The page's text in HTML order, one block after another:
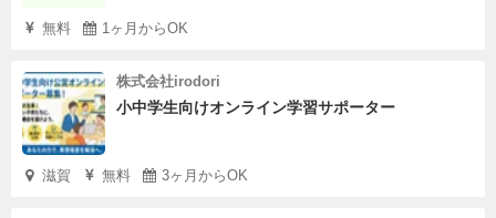
無料 1ヶ月からOK
株式会社irodori
小中学生向けオンライン学習サポーター
滋賀 無料 3ヶ月からOK